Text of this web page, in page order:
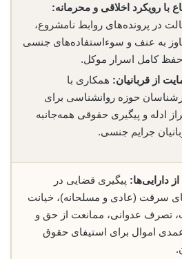
با رویکرد اخلاقی و محرمانه:
در پرونده‌های روابط نامشروع،
به عنف و سوءاستفاده‌های جنسی
حفظ کامل اسرار موکل.
از قربانیان: همکاری با
حوزه روانشناسی برای
ادله و پیگیری حقوقی همه‌جانبه
جرایم جنسی.
دارایی‌ها: پیگیری قضایی در
سرقت (عادی و مسلحانه)، خیانت
تصرف عدوانی، ممانعت از حق و
اموال برای استیفای حقوق